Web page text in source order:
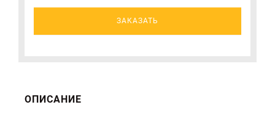
ЗАКАЗАТЬ
ОПИСАНИЕ